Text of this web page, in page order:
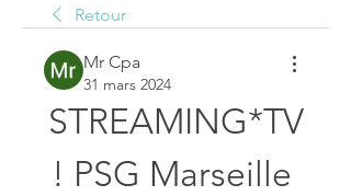
Retour
Mr Cpa
31 mars 2024
STREAMING*TV
! PSG Marseille